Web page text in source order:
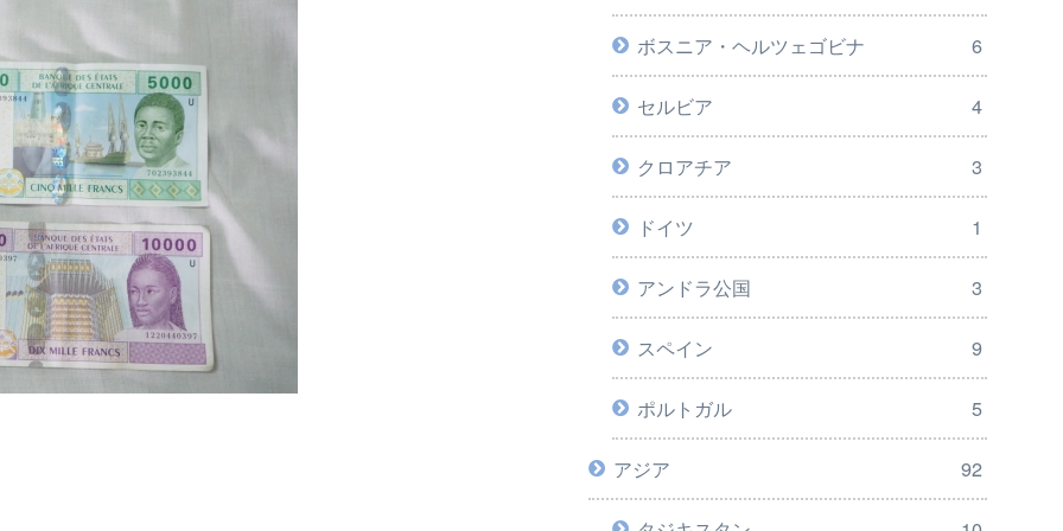
ボスニア・ヘルツェゴビナ 6
セルビア 4
クロアチア 3
ドイツ 1
アンドラ公国 3
スペイン 9
ポルトガル 5
アジア 92